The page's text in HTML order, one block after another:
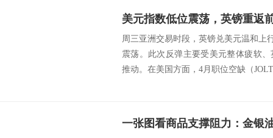
美元指数低位震荡，英镑重返
周三亚洲交易时段，英镑兑美元温和上
震荡。此次反弹主要受美元整体疲软
推动。在美国方面，4月职位空缺（